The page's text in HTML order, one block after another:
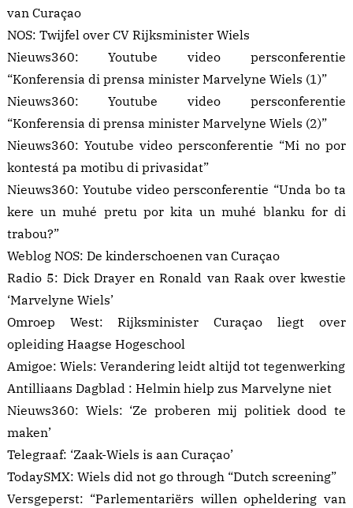
van Curaçao
NOS: Twijfel over CV Rijksminister Wiels
Nieuws360: Youtube video persconferentie
“Konferensia di prensa minister Marvelyne Wiels (1)”
Nieuws360: Youtube video persconferentie
“Konferensia di prensa minister Marvelyne Wiels (2)”
Nieuws360: Youtube video persconferentie “Mi no por
kontestá pa motibu di privasidat”
Nieuws360: Youtube video persconferentie “Unda bo ta
kere un muhé pretu por kita un muhé blanku for di
trabou?”
Weblog NOS: De kinderschoenen van Curaçao
Radio 5: Dick Drayer en Ronald van Raak over kwestie
‘Marvelyne Wiels’
Omroep West: Rijksminister Curaçao liegt over
opleiding Haagse Hogeschool
Amigoe: Wiels: Verandering leidt altijd tot tegenwerking
Antilliaans Dagblad : Helmin hielp zus Marvelyne niet
Nieuws360: Wiels: ‘Ze proberen mij politiek dood te
maken’
Telegraaf: ‘Zaak-Wiels is aan Curaçao’
TodaySMX: Wiels did not go through “Dutch screening”
Versgeperst: “Parlementariërs willen opheldering van